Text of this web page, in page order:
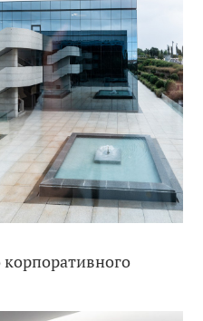
корпоративного